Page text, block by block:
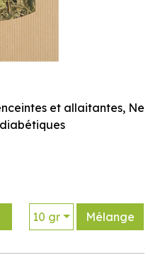
et allaitantes, Ne
10 gr Mélange